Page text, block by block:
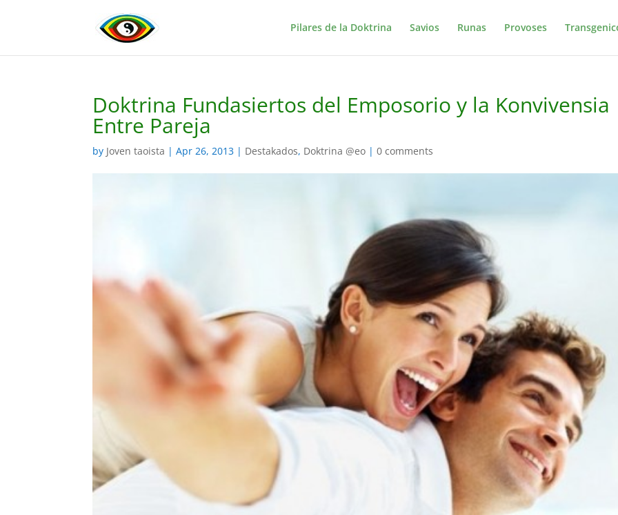
Pilares de la Doktrina Savios Runas Provoses
Doktrina Fundasiertos del Emposorio y la Konvivensia
Entre Pareja
by Joven taoista |Apr 26, 2013 | Destakados, Doktrina @eo |0 comments